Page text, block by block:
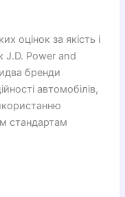
оцінок за якість і
J.D. Power and
бренди
автомобілів,
стандартам